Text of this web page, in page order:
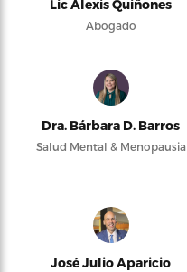
Lic Alexis Quiñones
Abogado
Dra. Bárbara D. Barros
Salud Mental & Menopausia
José Julio Aparicio